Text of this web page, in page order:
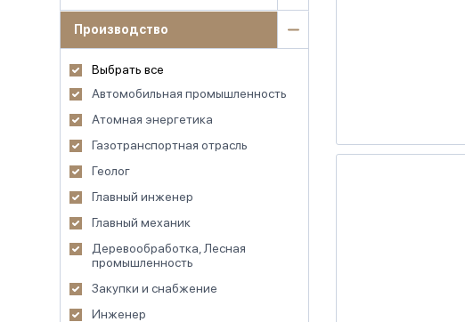
Производство
Выбрать все
Автомобильная промышленность
Атомная энергетика
Газотранспортная отрасль
Геолог
Главный инженер
Главный механик
Деревообработка, Лесная
промышленность
Закупки и снабжение
Инженер